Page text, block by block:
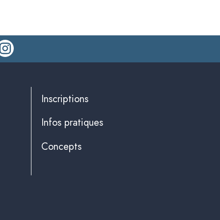
Inscriptions
Infos pratiques
Concepts